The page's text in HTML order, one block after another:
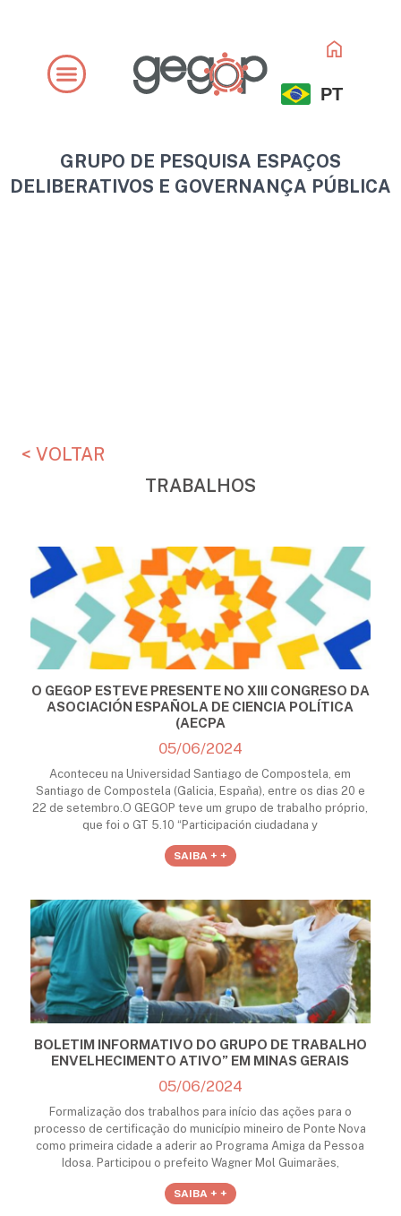
conteúdo
PT
GRUPO DE PESQUISA ESPAÇOS
DELIBERATIVOS E GOVERNANÇA PÚBLICA
< VOLTAR
TRABALHOS
O GEGOP ESTEVE PRESENTE NO XIII CONGRESO DA
ASOCIACIÓN ESPAÑOLA DE CIENCIA POLÍTICA
(AECPA
05/06/2024
Aconteceu na Universidad Santiago de Compostela, em
Santiago de Compostela (Galicia, España), entre os dias 20 e
22 de setembro.O GEGOP teve um grupo de trabalho próprio,
que foi o GT 5.10 “Participación ciudadana y
SAIBA + +
BOLETIM INFORMATIVO DO GRUPO DE TRABALHO
ENVELHECIMENTO ATIVO” EM MINAS GERAIS
05/06/2024
Formalização dos trabalhos para início das ações para o
processo de certificação do município mineiro de Ponte Nova
como primeira cidade a aderir ao Programa Amiga da Pessoa
Idosa. Participou o prefeito Wagner Mol Guimarães,
SAIBA + +